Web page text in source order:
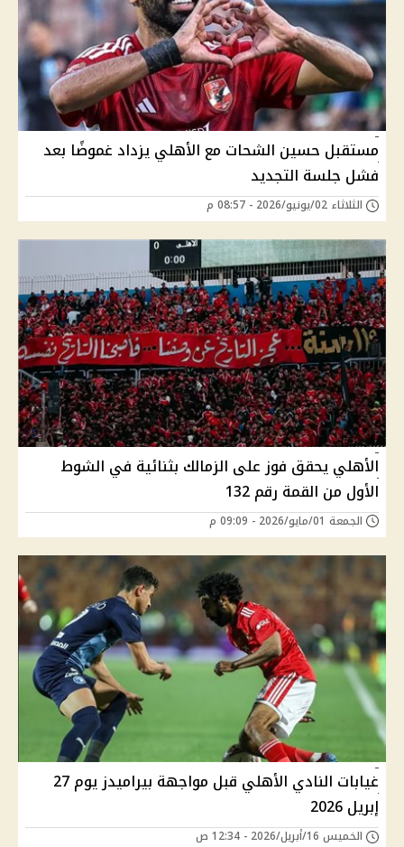
مستقبل حسين الشحات مع الأهلي يزداد غموضًا بعد
فشل جلسة التجديد
الثلاثاء 02/يونيو/2026 - 08:57 م
الأهلي يحقق فوز على الزمالك بثنائية في الشوط
الأول من القمة رقم 132
الجمعة 01/مايو/2026 - 09:09 م
غيابات النادي الأهلي قبل مواجهة بيراميدز يوم 27
إبريل 2026
الخميس 16/أبريل/2026 - 12:34 ص